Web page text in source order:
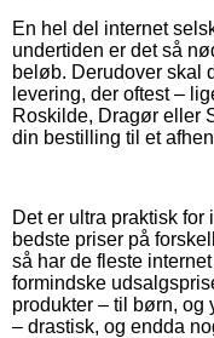
En hel del internet
undertiden er det så
beløb. Derudover skal
levering, der oftest –
Roskilde, Dragør eller
din bestilling til et
Det er ultra praktisk for
bedste priser på
så har de fleste
formindske
produkter – til børn,
– drastisk, og endda